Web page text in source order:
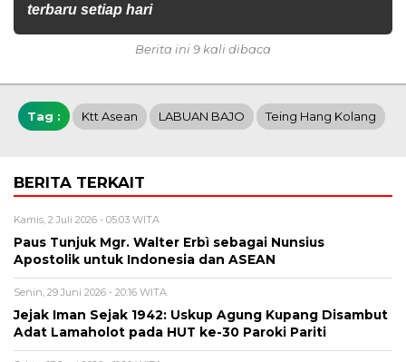
terbaru setiap hari
Berita ini 9 kali dibaca
Tag : Ktt Asean LABUAN BAJO Teing Hang Kolang
BERITA TERKAIT
Kamis, 2 Juli 2026 - 05:03 WITA
Paus Tunjuk Mgr. Walter Erbì sebagai Nunsius
Apostolik untuk Indonesia dan ASEAN
Senin, 29 Juni 2026 - 20:16 WITA
Jejak Iman Sejak 1942: Uskup Agung Kupang Disambut
Adat Lamaholot pada HUT ke-30 Paroki Pariti